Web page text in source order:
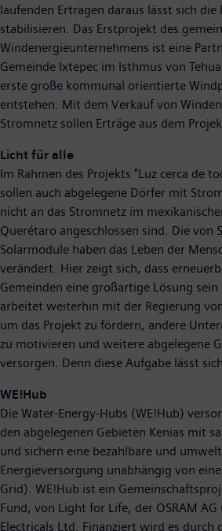
laufenden Erträgen daraus lässt sich
stabilisieren. Das Erstprojekt des
Windenergieunternehmens ist eine
Gemeinde Ixtepec im Isthmus von
erste große kommunal orientierte
entstehen. Mit dem Verkauf von
Stromnetz sollen Erträge aus dem
Licht für alle
Im Rahmen des Projekts "Luz cerca de
sollen auch abgelegene Dörfer mit
nicht an das Stromnetz im
Querétaro angeschlossen sind. Die von
Solarmodule haben das Leben der
verändert. Hier zeigt sich, dass
Gemeinden eine großartige Lösung sein
arbeitet weiterhin mit der Regierung
um das Projekt zu fördern, andere
zu motivieren und weitere abgelegene
versorgen. Denn diese Aufgabe lässt
WE!Hub
Die Water-Energy-Hubs (WE!Hub)
den abgelegenen Gebieten Kenias mit
und sichern eine bezahlbare und
Energieversorgung unabhängig von
Grid). WE!Hub ist ein
Fund, von Light for Life, der OSRAM AG
Electricals Ltd. Finanziert wird es durch